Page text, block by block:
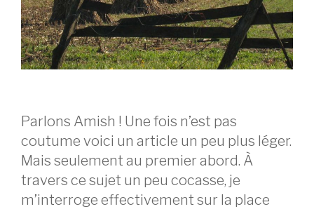
Parlons Amish ! Une fois n’est pas
coutume voici un article un peu plus léger.
Mais seulement au premier abord. À
travers ce sujet un peu cocasse, je
m’interroge effectivement sur la place